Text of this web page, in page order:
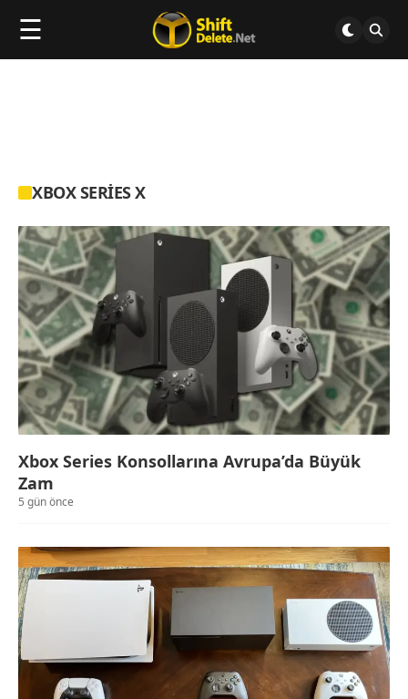
☰
XBOX SERIES X
Xbox Series Konsollarına Avrupa’da Büyük
Zam
5 gün önce